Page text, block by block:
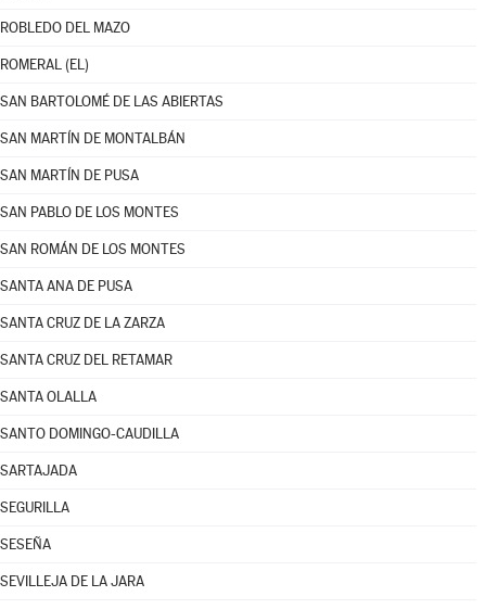
ROBLEDO DEL MAZO
ROMERAL (EL)
SAN BARTOLOMÉ DE LAS ABIERTAS
SAN MARTÍN DE MONTALBÁN
SAN MARTÍN DE PUSA
SAN PABLO DE LOS MONTES
SAN ROMÁN DE LOS MONTES
SANTA ANA DE PUSA
SANTA CRUZ DE LA ZARZA
SANTA CRUZ DEL RETAMAR
SANTA OLALLA
SANTO DOMINGO-CAUDILLA
SARTAJADA
SEGURILLA
SESEÑA
SEVILLEJA DE LA JARA